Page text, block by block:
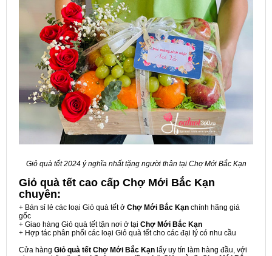
Giỏ quà tết 2024 ý nghĩa nhất tặng người thân tại Chợ Mới Bắc Kạn
Giỏ quà tết cao cấp Chợ Mới Bắc Kạn
chuyên:
+ Bán sỉ lẻ các loại Giỏ quà tết ở Chợ Mới Bắc Kạn chính hãng giá
gốc
+ Giao hàng Giỏ quà tết tận nơi ở tại Chợ Mới Bắc Kạn
+ Hợp tác phân phối các loại Giỏ quà tết cho các đại lý có nhu cầu
Cửa hàng Giỏ quà tết Chợ Mới Bắc Kạn lấy uy tín làm hàng đầu, với